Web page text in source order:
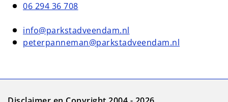
06 294 36 708
info@parkstadveendam.nl
peterpanneman@parkstadveendam.nl